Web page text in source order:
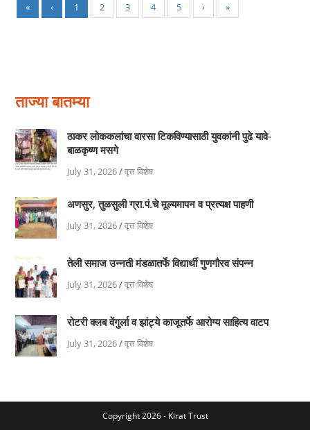
« ‹ 1 2 3 4 5 › »
ताज्या बातम्या
ठाकर लोककलांचा वारसा टिकविण्यासाठी युवकांनी पुढे यावे-
बाळकृष्ण मसगे
July 31, 2026/वृत्त विशेष
अणसुर, तुळसुली ग्रा.पं.चे मूल्यमापन व प्रत्यक्ष पाहणी
July 31, 2026/वृत्त विशेष
तेली समाज उन्नती मंडळातर्फे विद्यार्थी गुणगौरव संपन्न
July 31, 2026/वृत्त विशेष
रोटरी क्लब वेंगुर्ला व झांट्ये काजूतर्फे आरोग्य साहित्य वाटप
July 31, 2026/वृत्त विशेष
Copyright 2026 - Kirat Trust